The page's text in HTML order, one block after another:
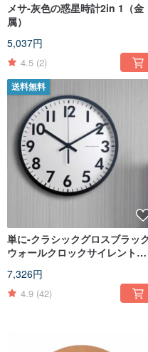
メサ-灰色の惑星時計2in 1（金
属）
5,037円
4.5 (2)
送料無料
単に-クラシックグロスブラック
ウォールクロックサイレントデ
7,326円
4.9 (42)